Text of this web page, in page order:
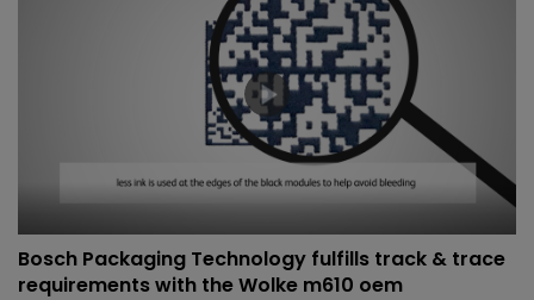
Bosch Packaging Technology fulfills track & trace
requirements with the Wolke m610 oem